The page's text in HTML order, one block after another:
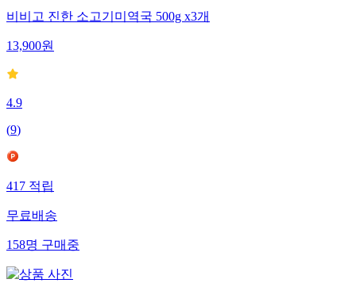
비비고 진한 소고기미역국 500g x3개
13,900원
4.9
(9)
417적립
무료배송
158명구매중